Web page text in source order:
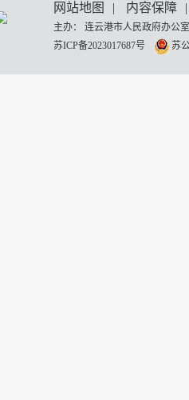
网站地图 | 内容保障 |
主办： 连云港市人民政府办
苏ICP备2023017687号
苏